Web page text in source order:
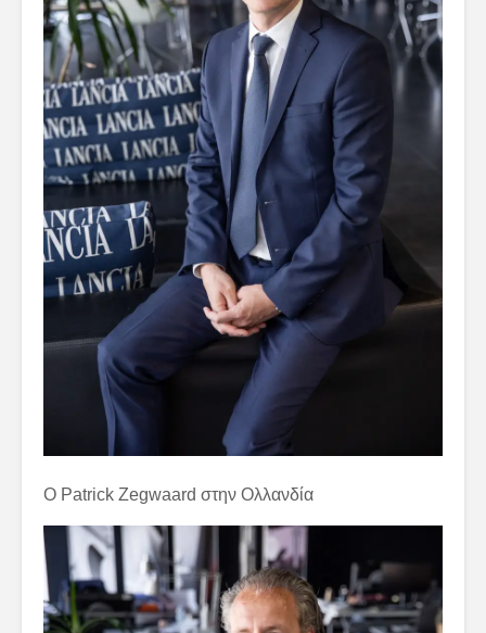
Ο Patrick Zegwaard στην Ολλανδία